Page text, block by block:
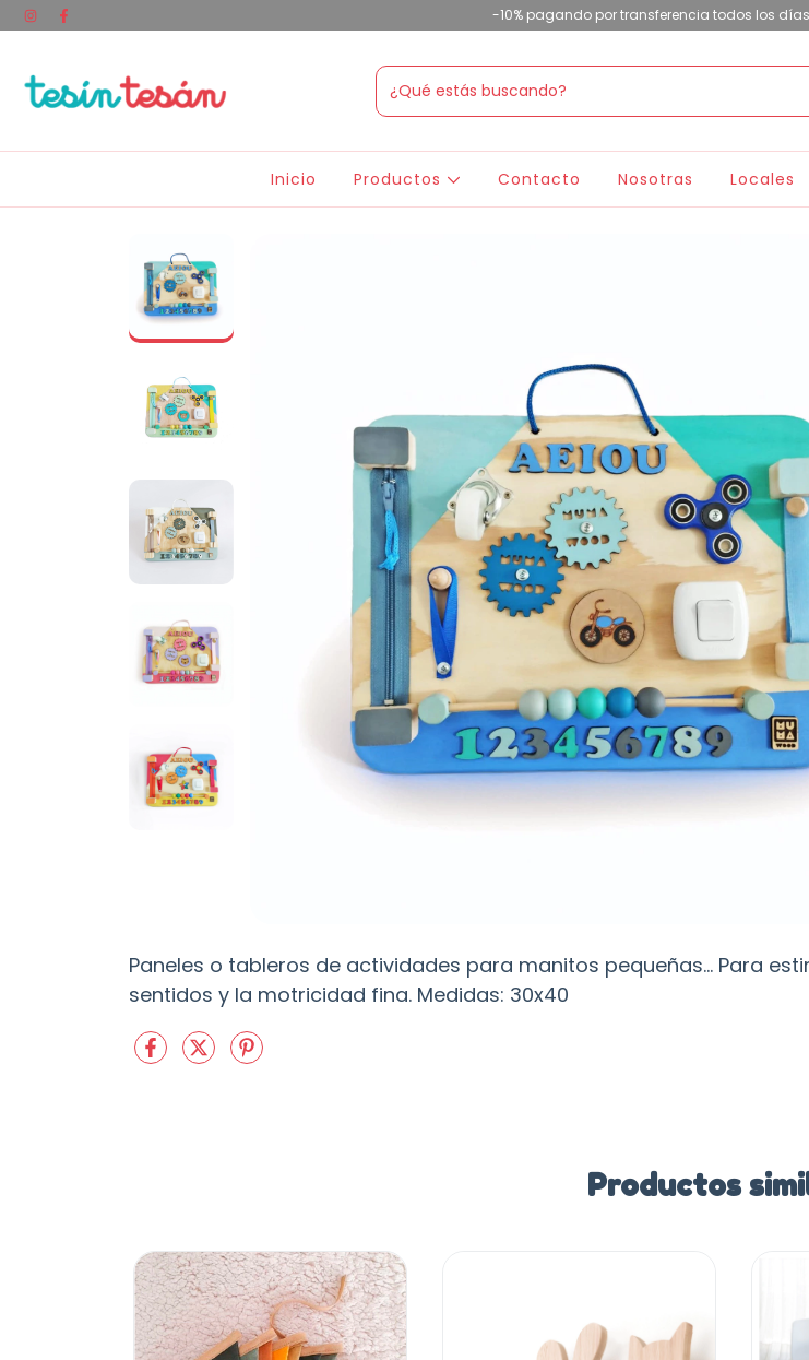
-10% pagando por transferencia todos los
Inicio Productos Contacto Nosotras Locales
Paneles o tableros de actividades para manitos pequeñas... Para
sentidos y la motricidad fina. Medidas: 30x40
Productos